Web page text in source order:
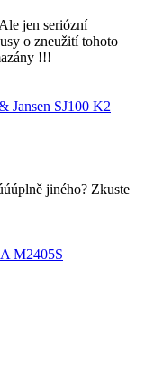
jen seriózní
o zneužití tohoto
!!!
Jansen SJ100 K2
jiného? Zkuste
M2405S